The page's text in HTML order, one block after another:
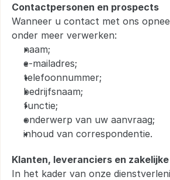
Contactpersonen en prospects
Wanneer u contact met ons
onder meer verwerken:
naam;
e-mailadres;
telefoonnummer;
bedrijfsnaam;
functie;
onderwerp van uw aanvraag;
inhoud van correspondentie.
Klanten, leveranciers en
In het kader van onze